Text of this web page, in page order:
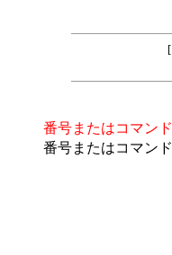
[
番号またはコマン
番号またはコマン